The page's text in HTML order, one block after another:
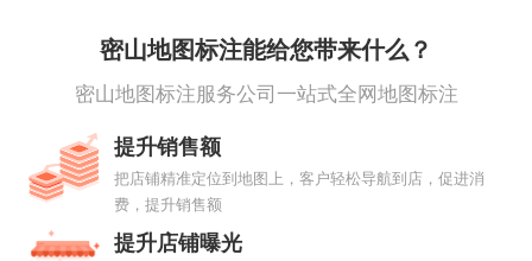
密山地图标注能给您带来什么？
密山地图标注服务公司一站式全网地图标注
提升销售额
把店铺精准定位到地图上，客户轻松导航到店，促进消
费，提升销售额
提升店铺曝光